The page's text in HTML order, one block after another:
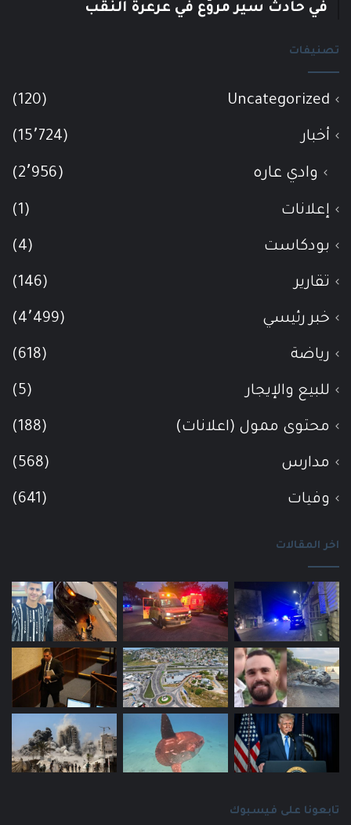
في حادث سير مروّع في عرعرة النقب
تصنيفات
Uncategorized
(120)
أخبار (15٬724)
وادي عاره (2٬956)
إعلانات (1)
بودكاست (4)
تقارير (146)
خبر رئيسي (4٬499)
رياضة (618)
للبيع والإيجار (5)
محتوى ممول (اعلانات) (188)
مدارس (568)
وفيات (641)
اخر المقالات
تابعونا على فيسبوك